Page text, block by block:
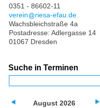
0351 - 86602-11
verein
riesa-efau.de
Wachsbleichstraße 4a
Postadresse: Adlergasse 14
01067 Dresden
Suche in Terminen
August 2026